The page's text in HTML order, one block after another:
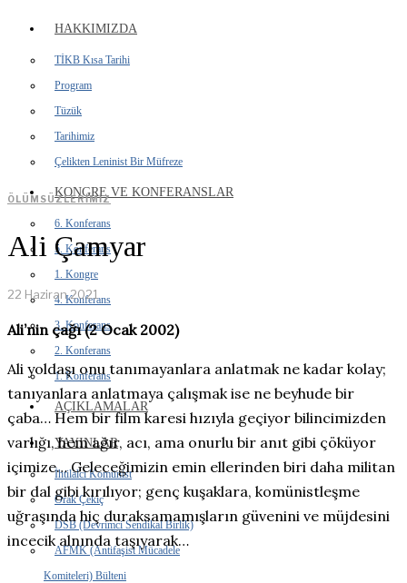
HAKKIMIZDA
TİKB Kısa Tarihi
Program
Tüzük
Tarihimiz
Çelikten Leninist Bir Müfreze
KONGRE VE KONFERANSLAR
6. Konferans
5. Konferans
1. Kongre
4. Konferans
3. Konferans
2. Konferans
1. Konferans
AÇIKLAMALAR
YAYINLAR
İhtilalci Komünist
Orak Çekiç
DSB (Devrimci Sendikal Birlik)
AFMK (Antifaşist Mücadele
Komiteleri) Bülteni
ÖLÜMSÜZLERIMIZ
Ali Çamyar
22 Haziran 2021
Ali’nin çağı (2 Ocak 2002)
Ali yoldaşı onu tanımayanlara anlatmak ne kadar kolay;
tanıyanlara anlatmaya çalışmak ise ne beyhude bir
çaba… Hem bir film karesi hızıyla geçiyor bilincimizden
varlığı, hem ağır, acı, ama onurlu bir anıt gibi çöküyor
içimize… Geleceğimizin emin ellerinden biri daha militan
bir dal gibi kırılıyor; genç kuşaklara, komünistleşme
uğraşında hiç duraksamamışların güvenini ve müjdesini
incecik alnında taşıyarak…